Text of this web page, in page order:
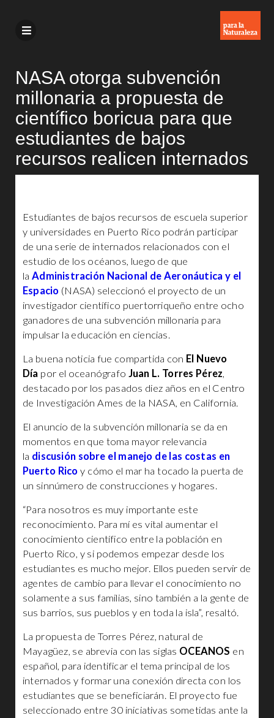
NASA otorga subvención
millonaria a propuesta de
científico boricua para que
estudiantes de bajos
recursos realicen internados
Estudiantes de bajos recursos de escuela superior
y universidades en Puerto Rico podrán participar
de una serie de internados relacionados con el
estudio de los océanos, luego de que
laAdministración Nacional de Aeronáutica y el
Espacio (NASA) seleccionó el proyecto de un
investigador científico puertorriqueño entre ocho
ganadores de una subvención millonaria para
impulsar la educación en ciencias.
La buena noticia fue compartida con El Nuevo
Día por el oceanógrafo Juan L. Torres Pérez,
destacado por los pasados diez años en el Centro
de Investigación Ames de la NASA, en California.
El anuncio de la subvención millonaria se da en
momentos en que toma mayor relevancia
la discusión sobre el manejo de las costas en
Puerto Rico y cómo el mar ha tocado la puerta de
un sinnúmero de construcciones y hogares.
“Para nosotros es muy importante este
reconocimiento. Para mí es vital aumentar el
conocimiento científico entre la población en
Puerto Rico, y si podemos empezar desde los
estudiantes es mucho mejor. Ellos pueden servir de
agentes de cambio para llevar el conocimiento no
solamente a sus familias, sino también a la gente de
sus barrios, sus pueblos y en toda la isla”, resaltó.
La propuesta de Torres Pérez, natural de
Mayagüez, se abrevia con las siglas OCEANOS en
español, para identificar el tema principal de los
internados y formar una conexión directa con los
estudiantes que se beneficiarán. El proyecto fue
seleccionado entre 30 iniciativas sometidas ante la